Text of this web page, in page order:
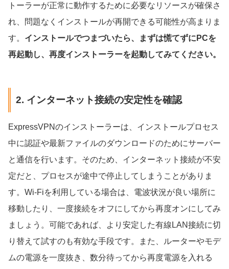
トーラーが正常に動作するために必要なリソースが確保さ
れ、問題なくインストールが再開できる可能性が高まりま
す。 インストールでつまづいたら、まずは慌てずにPCを
再起動し、再度インストーラーを起動してみてください。
2. インターネット接続の安定性を確認
ExpressVPNのインストーラーは、インストールプロセス
中に認証や最新ファイルのダウンロードのためにサーバー
と通信を行います。そのため、インターネット接続が不安
定だと、プロセスが途中で停止してしまうことがありま
す。Wi-Fiを利用している場合は、電波状況が良い場所に
移動したり、一度接続をオフにしてから再度オンにしてみ
ましょう。可能であれば、より安定した有線LAN接続に切
り替えて試すのも有効な手段です。また、ルーターやモデ
ムの電源を一度抜き、数分待ってから再度電源を入れる